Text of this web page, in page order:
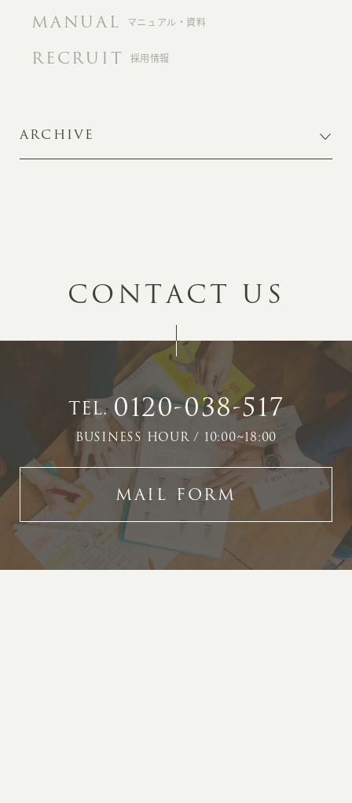
MANUAL マニュアル・資料
RECRUIT 採用情報
ARCHIVE
CONTACT US
TEL.0120-038-517
BUSINESS HOUR / 10:00~18:00
MAIL FORM